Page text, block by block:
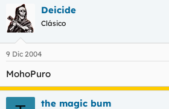
Deicide
Clásico
9 Dic 2004
MohoPuro
the magic bum